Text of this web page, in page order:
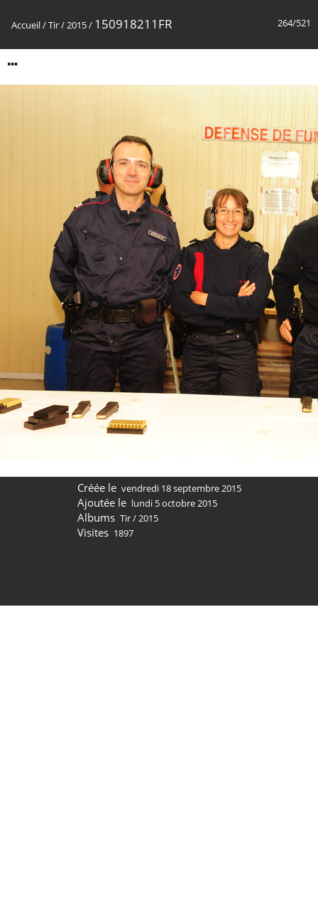
264/521
Accueil/Tir/2015/ 150918211FR
Créée le vendredi 18 septembre 2015
Ajoutée le lundi 5 octobre 2015
Albums Tir/2015
Visites 1897